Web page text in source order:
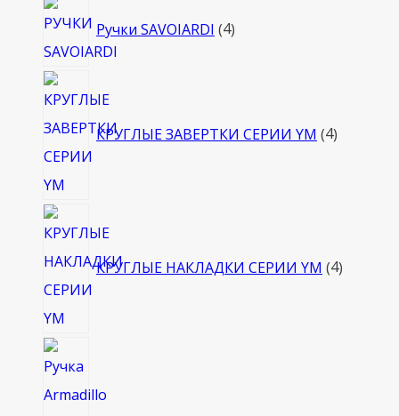
Ручки SAVOIARDI 4товара
КРУГЛЫЕ ЗАВЕРТКИ СЕРИИ YM 4
КРУГЛЫЕ НАКЛАДКИ СЕРИИ YM 4